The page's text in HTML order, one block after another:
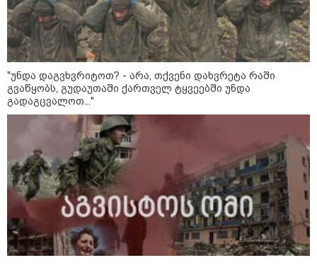
17:13 / 08-08-2026
"დასავლეთმა საქართველო
ჩვენ წინააღმდეგ
გეოპოლიტიკური ბრძოლის
უგუნურ იარაღად გამოიყენა" -
იტალიამ ყველა ქალაქში
განგაშის წითელი დონე
გამოაცხადა
კატეგორიის ყველა სიახლე
"უნდა დაგვხვრიტოთ? - არა, თქვენი დახვრეტა რაში
გვაწყობს, გუდაუთაში ქართველ ტყვეებში უნდა
გადაგცვალოთ..."